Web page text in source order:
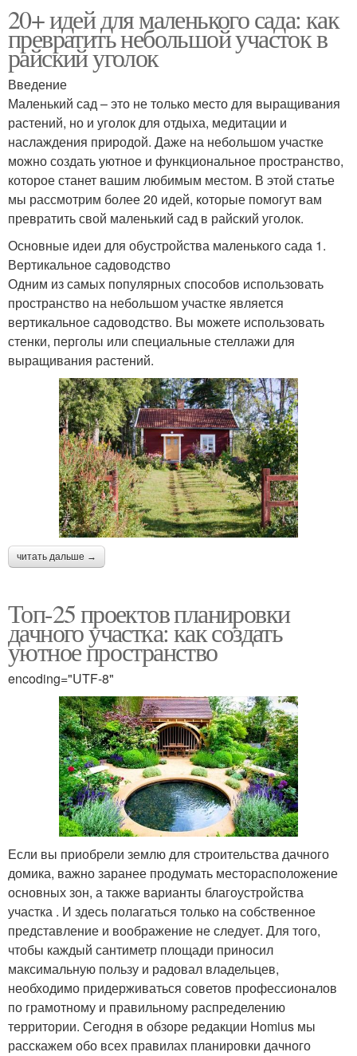
20+ идей для маленького сада: как
превратить небольшой участок в
райский уголок
Введение
Маленький сад – это не только место для выращивания
растений, но и уголок для отдыха, медитации и
наслаждения природой. Даже на небольшом участке
можно создать уютное и функциональное пространство,
которое станет вашим любимым местом. В этой статье
мы рассмотрим более 20 идей, которые помогут вам
превратить свой маленький сад в райский уголок.
Основные идеи для обустройства маленького сада 1.
Вертикальное садоводство
Одним из самых популярных способов использовать
пространство на небольшом участке является
вертикальное садоводство. Вы можете использовать
стенки, перголы или специальные стеллажи для
выращивания растений.
читать дальше →
Топ-25 проектов планировки
дачного участка: как создать
уютное пространство
encoding="UTF-8"
Если вы приобрели землю для строительства дачного
домика, важно заранее продумать месторасположение
основных зон, а также варианты благоустройства
участка . И здесь полагаться только на собственное
представление и воображение не следует. Для того,
чтобы каждый сантиметр площади приносил
максимальную пользу и радовал владельцев,
необходимо придерживаться советов профессионалов
по грамотному и правильному распределению
территории. Сегодня в обзоре редакции Homius мы
расскажем обо всех правилах планировки дачного